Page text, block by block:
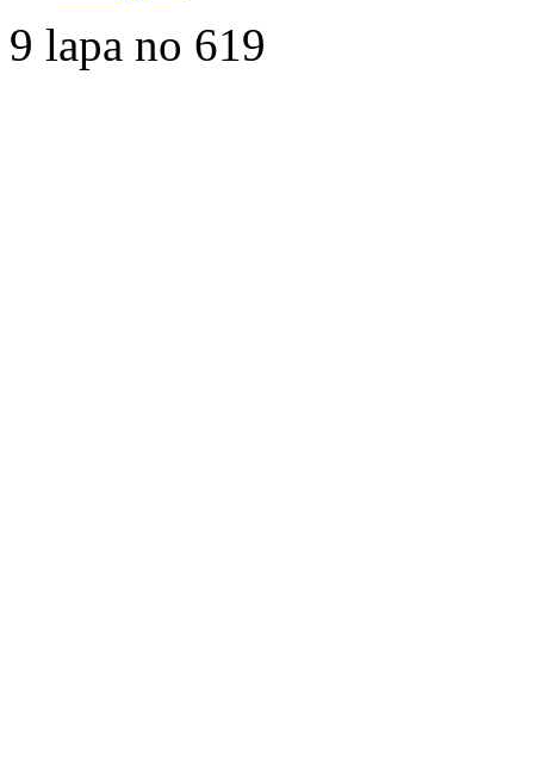
9 lapa no 619